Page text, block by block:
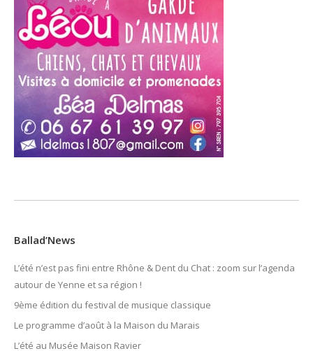
Ballad’News
L’été n’est pas fini entre Rhône & Dent du Chat : zoom sur l’agenda
autour de Yenne et sa région !
9ème édition du festival de musique classique
Le programme d’août à la Maison du Marais
L’été au Musée Maison Ravier